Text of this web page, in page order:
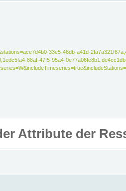
33e5-46db-a41d-
88af-47f5-95a4-
Attribute der